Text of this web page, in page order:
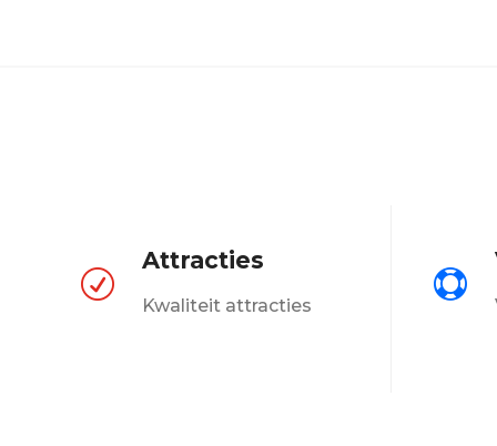
R
Attracties
Kwaliteit attracties
